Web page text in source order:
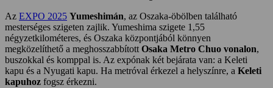
Az EXPO 2025 Yumeshimán, az Oszaka-öbölben található
mesterséges szigeten zajlik. Yumeshima szigete 1,55
négyzetkilométeres, és Oszaka központjából könnyen
megközelíthető a meghosszabbított Osaka Metro Chuo vonalon,
buszokkal és komppal is. Az expónak két bejárata van: a Keleti
kapu és a Nyugati kapu. Ha metróval érkezel a helyszínre, a Keleti
kapuhoz fogsz érkezni.